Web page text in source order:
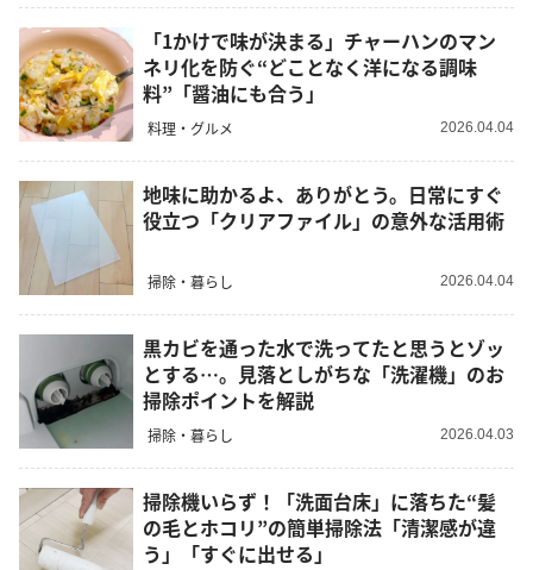
「1かけで味が決まる」チャーハンのマン
ネリ化を防ぐ“どことなく洋になる調味
料”「醤油にも合う」
料理・グルメ 2026.04.04
地味に助かるよ、ありがとう。日常にすぐ
役立つ「クリアファイル」の意外な活用術
掃除・暮らし 2026.04.04
黒カビを通った水で洗ってたと思うとゾッ
とする…。見落としがちな「洗濯機」のお
掃除ポイントを解説
掃除・暮らし 2026.04.03
掃除機いらず！「洗面台床」に落ちた“髪
の毛とホコリ”の簡単掃除法「清潔感が違
う」「すぐに出せる」